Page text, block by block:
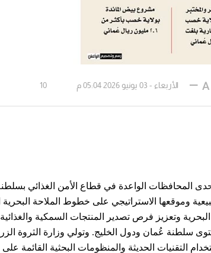
الأربعاء - 03 يونيو 2026 05:04 م 10
المحافظات الواعدة في قطاع الأمن الغذائي
وموقعها الاستراتيجي على خطوط الملاحة البحرية
وتعزيز فرص تصدير المنتجات السمكية
سلطنة عُمان ودول الخليج. وتولي وزارة الثروة
التقنيات الحديثة والمنظومات البحثية القائمة على